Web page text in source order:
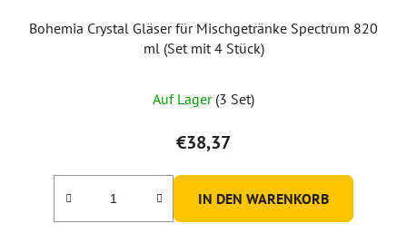
Bohemia Crystal Gläser für Mischgetränke Spectrum 820
ml (Set mit 4 Stück)
Auf Lager (3 Set)
€38,37
IN DEN WARENKORB